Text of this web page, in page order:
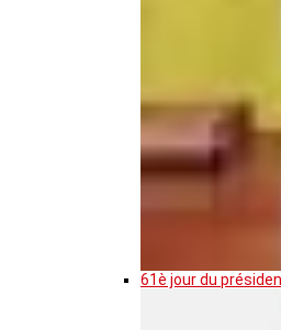
61è jour du